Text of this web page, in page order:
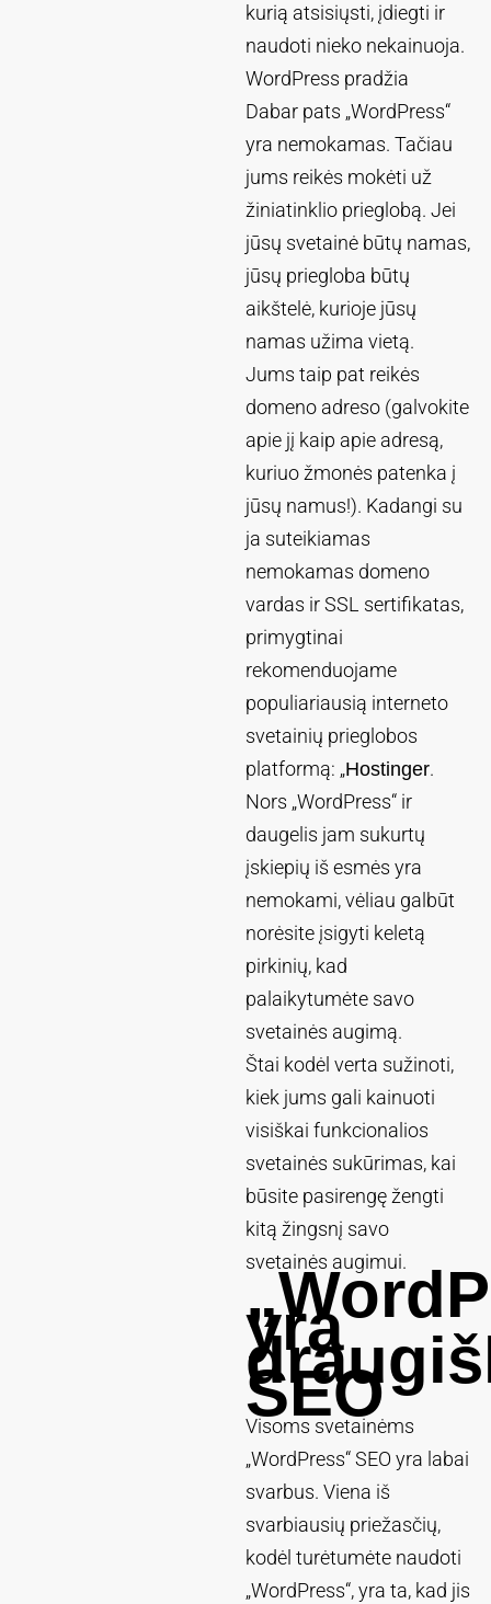
kurią atsisiųsti, įdiegti ir
naudoti nieko nekainuoja.
WordPress pradžia
Dabar pats „WordPress“
yra nemokamas. Tačiau
jums reikės mokėti už
žiniatinklio prieglobą. Jei
jūsų svetainė būtų namas,
jūsų priegloba būtų
aikštelė, kurioje jūsų
namas užima vietą.
Jums taip pat reikės
domeno adreso (galvokite
apie jį kaip apie adresą,
kuriuo žmonės patenka į
jūsų namus!). Kadangi su
ja suteikiamas
nemokamas domeno
vardas ir SSL sertifikatas,
primygtinai
rekomenduojame
populiariausią interneto
svetainių prieglobos
platformą: „Hostinger.
Nors „WordPress“ ir
daugelis jam sukurtų
įskiepių iš esmės yra
nemokami, vėliau galbūt
norėsite įsigyti keletą
pirkinių, kad
palaikytumėte savo
svetainės augimą.
Štai kodėl verta sužinoti,
kiek jums gali kainuoti
visiškai funkcionalios
svetainės sukūrimas, kai
būsite pasirengę žengti
kitą žingsnį savo
svetainės augimui.
yra
SEO
Visoms svetainėms
„WordPress“ SEO yra labai
svarbus. Viena iš
svarbiausių priežasčių,
kodėl turėtumėte naudoti
„WordPress“, yra ta, kad jis